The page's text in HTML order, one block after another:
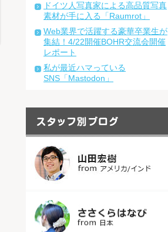
ドイツ人写真家による高品質写真
素材が手に入る「Raumrot」
Web業界で活躍する豪華卒業生が
集結！4/22開催BOHR交流会開催
レポート
私が最近ハマっている
SNS「Mastodon」